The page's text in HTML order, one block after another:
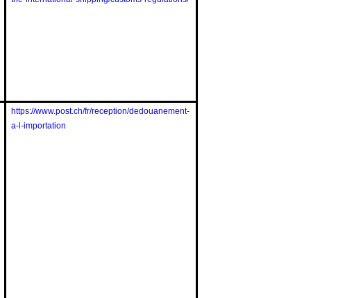
https://www.post.ch/fr/reception/dedouanement-
a-l-importation